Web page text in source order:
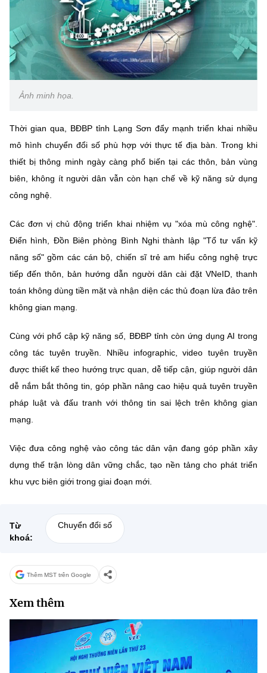
Tiêu chuẩn, đo lường, chất lượng
Năng lượng nguyên tử
Tin tổng hợp
Đổi mới sáng tạo
Chuyển đổi số
Bưu chính, Viễn thông
Sở hữu trí tuệ
Tiêu chuẩn, đo lường, chất lượng
Năng lượng nguyên tử
THƯ ĐIỆN TỬ
Khác
Videos
Infographic
Voice
Nhiệm vụ trọng tâm
Chọn ngôn ngữ
BỘ KHOA HỌC VÀ CÔNG NGHỆ
Điều khoản sử dụng
Cơ quan chủ quản: Bộ Khoa học và Công nghệ (MST)
Chịu trách nhiệm nội dung: Nguyễn Thị Hải Hằng
Giám đốc Trung tâm Truyền thông Khoa học và Công nghệ.
Liên hệ
Điện thoại: 024 3936 9506
Email:
(Ghi rõ nguồn "https://mst.gov.vn" khi phát hành lại thông tin từ
website này)
Ảnh minh họa.
Thời gian qua, BĐBP tỉnh Lạng Sơn đẩy mạnh triển khai nhiều
mô hình chuyển đổi số phù hợp với thực tế địa bàn. Trong khi
thiết bị thông minh ngày càng phổ biến tại các thôn, bản vùng
biên, không ít người dân vẫn còn hạn chế về kỹ năng sử dụng
công nghệ.
Các đơn vị chủ động triển khai nhiệm vụ "xóa mù công nghệ".
Điển hình, Đồn Biên phòng Bình Nghi thành lập "Tổ tư vấn kỹ
năng số" gồm các cán bộ, chiến sĩ trẻ am hiểu công nghệ trực
tiếp đến thôn, bản hướng dẫn người dân cài đặt VNeID, thanh
toán không dùng tiền mặt và nhận diện các thủ đoạn lừa đảo trên
không gian mạng.
Cùng với phổ cập kỹ năng số, BĐBP tỉnh còn ứng dụng AI trong
công tác tuyên truyền. Nhiều infographic, video tuyên truyền
được thiết kế theo hướng trực quan, dễ tiếp cận, giúp người dân
dễ nắm bắt thông tin, góp phần nâng cao hiệu quả tuyên truyền
pháp luật và đấu tranh với thông tin sai lệch trên không gian
mạng.
Việc đưa công nghệ vào công tác dân vận đang góp phần xây
dựng thế trận lòng dân vững chắc, tạo nền tảng cho phát triển
khu vực biên giới trong giai đoạn mới.
Từ
khoá:
Chuyển đổi số
Thêm MST trên Google
Xem thêm